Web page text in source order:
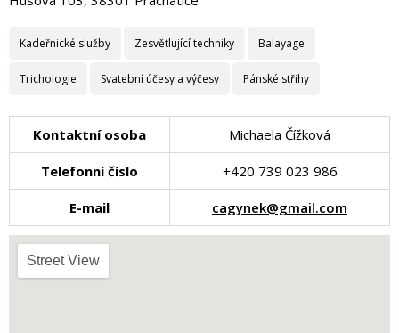
Kadeřnické služby Zesvětlující techniky Balayage
Trichologie Svatební účesy a výčesy Pánské střihy
Kontaktní osoba Michaela Čížková
Telefonní číslo +420 739 023 986
E-mail cagynek@gmail.com
Street View